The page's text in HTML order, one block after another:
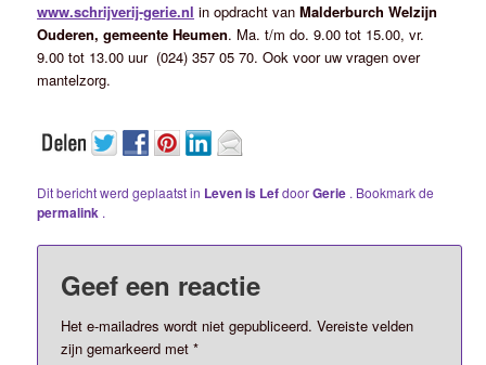
www.schrijverij-gerie.nl in opdracht vanMalderburch Welzijn
Ouderen, gemeente Heumen. Ma. t/m do. 9.00 tot 15.00, vr.
9.00 tot 13.00 uur (024) 357 05 70. Ook voor uw vragen over
mantelzorg.
Dit bericht werd geplaatst in Leven is LefdoorGerie . Bookmark de
permalink .
Geef een reactie
Het e-mailadres wordt niet gepubliceerd. Vereiste velden
zijn gemarkeerd met*